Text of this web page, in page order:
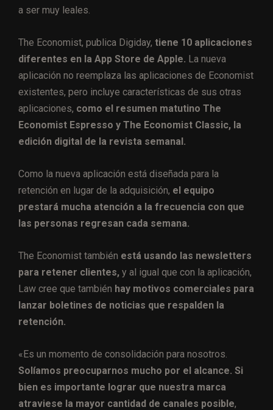
a ser muy leales.
The Economist, publica Digiday, tiene 10 aplicaciones
diferentes en la App Store de Apple. La nueva
aplicación no reemplaza las aplicaciones de Economist
existentes, pero incluye características de sus otras
aplicaciones, como el resumen matutino The
Economist Espresso y The Economist Classic, la
edición digital de la revista semanal.
Como la nueva aplicación está diseñada para la
retención en lugar de la adquisición, el equipo
prestará mucha atención a la frecuencia con que
las personas regresan cada semana.
The Economist también está usando las newsletters
para retener clientes, y al igual que con la aplicación,
Law cree que también hay motivos comerciales para
lanzar boletines de noticias que respalden la
retención.
«Es un momento de consolidación para nosotros.
Solíamos preocuparnos mucho por el alcance. Si
bien es importante lograr que nuestra marca
atraviese la mayor cantidad de canales posible,